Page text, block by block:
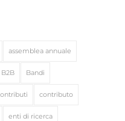
assemblea annuale
B2B Bandi
contributo
enti di ricerca